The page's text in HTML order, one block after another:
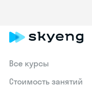
Все курсы
Стоимость занятий